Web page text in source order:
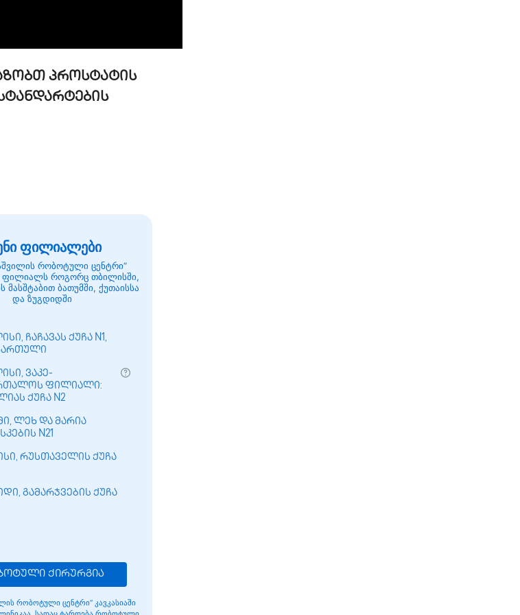
პროსტატის
ფილიალები
რობოტული ცენტრი“
ფილიალს როგორც თბილისში,
მასშტაბით ბათუმში, ქუთაისსა
და ზუგდიდში
ჩაჩავას ქუჩა N1,
ვაკე-
ფილიალი:
ქუჩა N2
ლეხ და მარია
N21
რუსთაველის ქუჩა
გამარჯვების ქუჩა
ქირურგია
რობოტული ცენტრი“ კავკასიაში